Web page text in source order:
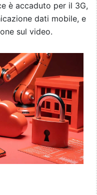
è accaduto per il 3G,
dati mobile, e
sul video.